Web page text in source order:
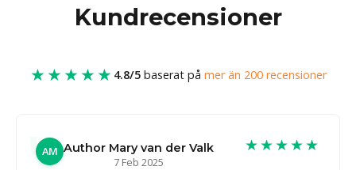
Kundrecensioner
★★★★★ 4.8/5baserat på mer än 200 recensioner
AM Author Mary van der Valk
7 Feb 2025
★★★★★